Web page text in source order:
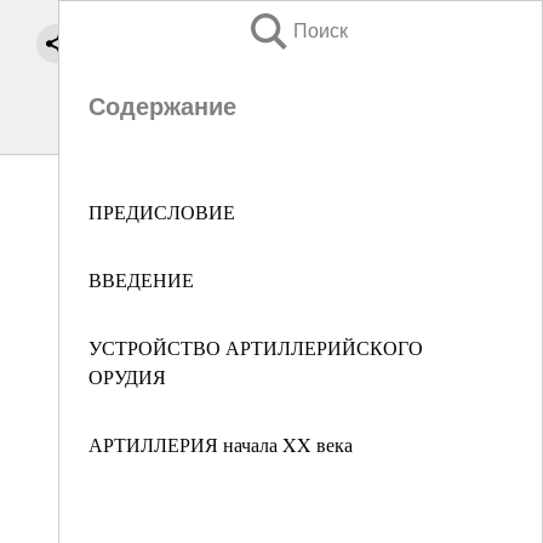
Поиск
Содержание
ПРЕДИСЛОВИЕ
ВВЕДЕНИЕ
УСТРОЙСТВО АРТИЛЛЕРИЙСКОГО
ОРУДИЯ
АРТИЛЛЕРИЯ начала XX века